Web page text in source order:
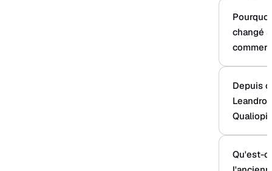
changé
Depuis
Leandro
Qualiopi
Qu'est-